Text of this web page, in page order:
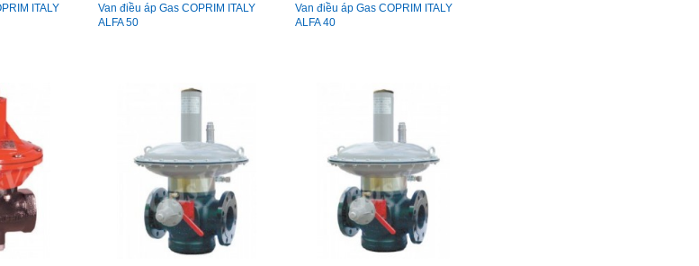
ITALY
Van điều áp Gas COPRIM ITALY
ALFA 50
Van điều áp Gas COPRIM ITALY
ALFA 40